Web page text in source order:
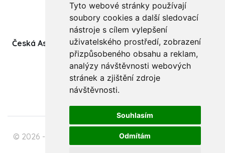
Tyto webové stránky používají
soubory cookies a další sledovací
nástroje s cílem vylepšení
uživatelského prostředí, zobrazení
přizpůsobeného obsahu a reklam,
analýzy návštěvnosti webových
stránek a zjištění zdroje
návštěvnosti.
Souhlasím
Odmítám
Sídlo ČADBT
Česká Asociace Dětských Bobath Terapeutů spolek
(z.s.)
Ukrajinská 1534
708 00 Ostrava-Poruba
© 2026 - Česká Asociace Dětských Bobath Terapeutů
spolek (z.s.)